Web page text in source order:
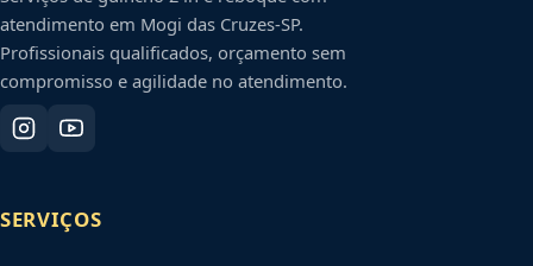
atendimento em Mogi das Cruzes-SP.
Profissionais qualificados, orçamento sem
compromisso e agilidade no atendimento.
SERVIÇOS